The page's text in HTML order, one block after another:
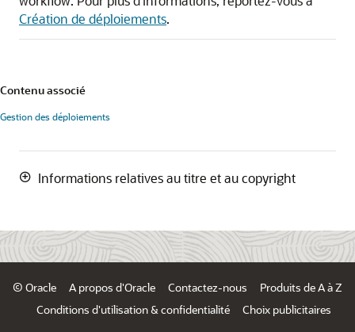
Création de déploiements.
Contenu associé
Gestion des déploiements
Informations relatives au titre et au copyright
© Oracle A propos d'Oracle Contactez-nous
Produits de A à Z
Conditions d'utilisation & confidentialité
Choix publicitaires